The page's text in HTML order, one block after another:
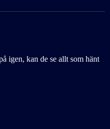
igen, kan de se allt som hänt